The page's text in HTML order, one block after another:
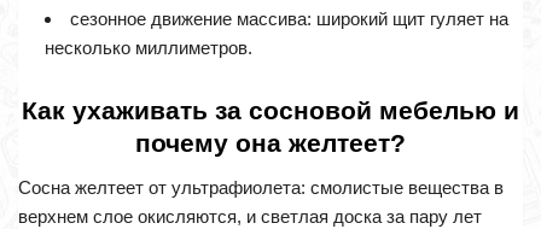
сезонное движение массива: широкий щит гуляет на
несколько миллиметров.
Как ухаживать за сосновой мебелью и
почему она желтеет?
Сосна желтеет от ультрафиолета: смолистые вещества в
верхнем слое окисляются, и светлая доска за пару лет